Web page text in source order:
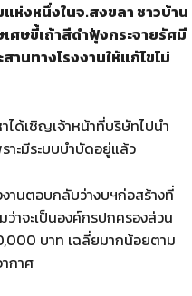
ห่งหนึ่งในจ.สงขลา ชาวบ้าน
ษขี้เถ้าสีดำฟุ้งกระจายรัศมี
านทางโรงงานให้แก้ไขไม่
ด้เชิญเจ้าหน้าที่บริษัทไปนำ
าะมีระบบบำบัดอยู่แล้ว
งานตอบกลับว่างบฯก่อสร้างที่
าจะเป็นองค์กรปกครองส่วน
บาท เฉลี่ยมากน้อยตาม
กาศ